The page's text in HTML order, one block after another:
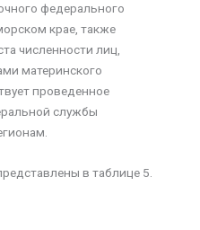
федерального
крае, также
численности лиц,
материнского
проведенное
службы
в таблице 5.